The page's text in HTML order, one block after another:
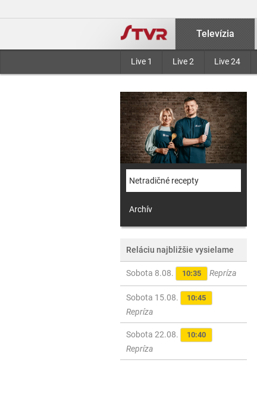
Televízia
Live 1 Live 2 Live 24
Netradičné recepty
Archív
Reláciu najbližšie vysielame
Sobota 8.08. 10:35 Repríza
Sobota 15.08. 10:45
Repríza
Sobota 22.08. 10:40
Repríza